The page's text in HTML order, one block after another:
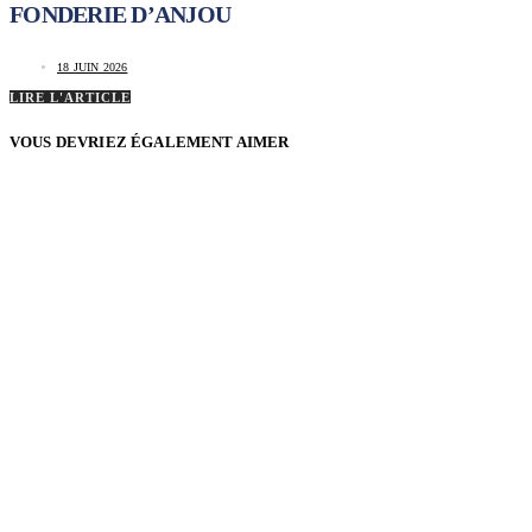
FONDERIE D’ANJOU
18 JUIN 2026
LIRE L'ARTICLE
VOUS DEVRIEZ ÉGALEMENT AIMER